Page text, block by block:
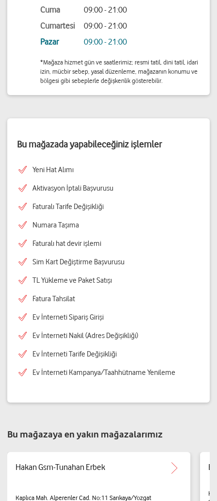
Cuma
09:00 - 21:00
Cumartesi
09:00 - 21:00
Pazar
09:00 - 21:00
*Mağaza hizmet gün ve saatlerimiz; resmi tatil, dini tatil, idari
izin, mücbir sebep, yasal düzenleme, mağazanın konumu ve
bölgesi gibi sebeplerle değişkenlik gösterebilir.
Bu mağazada yapabileceğiniz işlemler
Yeni Hat Alımı
Aktivasyon İptali Başvurusu
Faturalı Tarife Değişikliği
Numara Taşıma
Faturalı hat devir işlemi
Sim Kart Değiştirme Başvurusu
TL Yükleme ve Paket Satışı
Fatura Tahsilat
Ev İnterneti Sipariş Girişi
Ev İnterneti Nakil (Adres Değişikliği)
Ev İnterneti Tarife Değişikliği
Ev İnterneti Kampanya/Taahhütname Yenileme
Bu mağazaya en yakın mağazalarımız
Hakan Gsm-Tunahan Erbek
Kaplıca Mah. Alperenler Cad. No:11 Sarıkaya/Yozgat